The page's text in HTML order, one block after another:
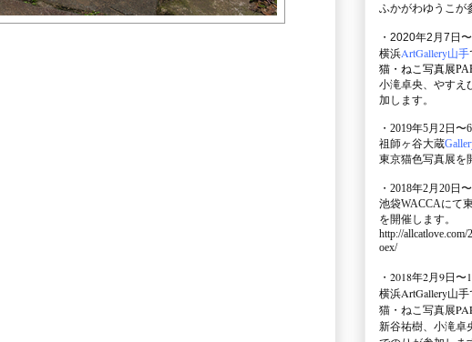
ふかがわゆうこが
・2020年2月7日
横浜ArtGallery山手
猫・ねこ写真展
小滝卓央、やすえ
加します。
・2019年5月2日〜
祖師ヶ谷大蔵
東京猫色写真展を
・2018年2月20日
池袋WACCAにて
を開催します。
http://allcatlove.com/
oex/
・2018年2月9日〜
横浜ArtGallery山手
猫・ねこ写真展
新谷祐樹、小滝卓